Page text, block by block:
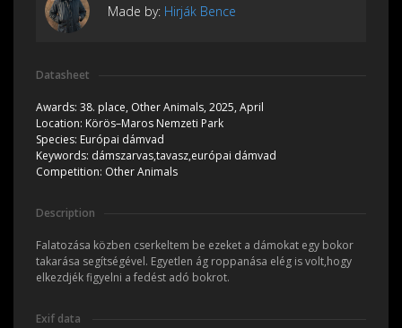
Made by: Hirják Bence
Datasheet
Awards: 38. place, Other Animals, 2025, April
Location: Körös–Maros Nemzeti Park
Species: Európai dámvad
Keywords: dámszarvas,tavasz,európai dámvad
Competition: Other Animals
Description
Falatozása közben cserkeltem be ezeket a dámokat egy bokor
takarása segítségével. Egyetlen ág roppanása elég is volt,hogy
elkezdjék figyelni a fedést adó bokrot.
Exif data